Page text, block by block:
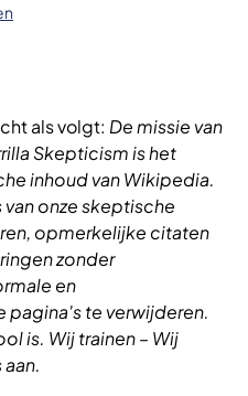
als volgt: De missie van
Skepticism is het
inhoud van Wikipedia.
onze skeptische
opmerkelijke citaten
zonder
en
te verwijderen.
is. Wij trainen – Wij